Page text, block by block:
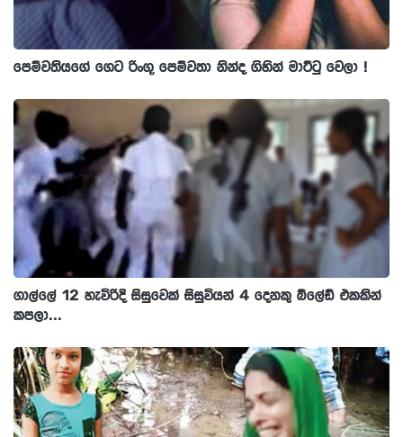
පෙම්වතියගේ ගෙට රිංගූ පෙම්වතා නින්ද ගිහින් මාට්ටු වෙලා !
ගාල්ලේ 12 හැවිරිදි සිසුවෙක් සිසුවියන් 4 දෙනකු බ්ලේඩ් එකකින්
කපලා...